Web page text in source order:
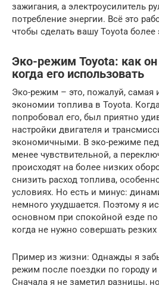
зажигания, а электроусилитель
потребление энергии. Всё это
чтобы сделать вашу Toyota
Эко-режим Toyota: как он
когда его использовать
Эко-режим – это, пожалуй, самая
экономии топлива в Toyota.
попробовал его, был приятно
настройки двигателя и
экономичными. В эко-режиме
менее чувствительной, а
происходят на более низких
снизить расход топлива,
условиях. Но есть и минус:
немного ухудшается. Поэтому я
основном при спокойной езде по
когда не нужно совершать
Пример из жизни: Однажды я
режим после поездки по городу и
Сначала я не заметил разницы,